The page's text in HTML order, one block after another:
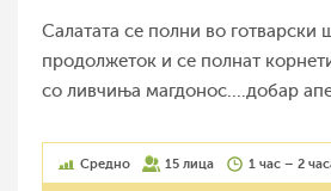
Салатата се полни во готварски
продолжеток и се полнат
со ливчиња магдонос....добар
Средно 15 лица 1 час – 2